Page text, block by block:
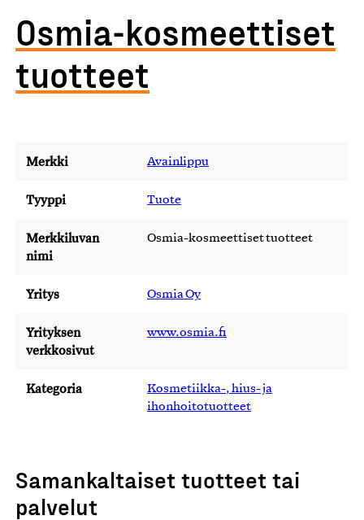
Osmia-kosmeettiset
tuotteet
Merkki Avainlippu
Tyyppi Tuote
Merkkiluvan
nimi
Osmia-kosmeettiset tuotteet
Yritys Osmia Oy
Yrityksen
verkkosivut
www.osmia.fi
Kategoria
Kosmetiikka-, hius- ja
ihonhoitotuotteet
Samankaltaiset tuotteet tai
palvelut